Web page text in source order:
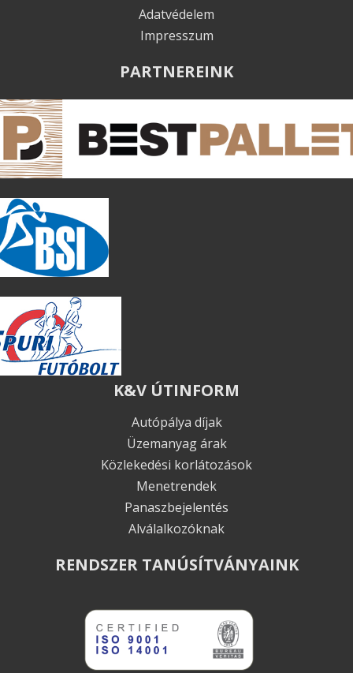
Adatvédelem
Impresszum
PARTNEREINK
K&V ÚTINFORM
Autópálya díjak
Üzemanyag árak
Közlekedési korlátozások
Menetrendek
Panaszbejelentés
Alválalkozóknak
RENDSZER TANÚSÍTVÁNYAINK